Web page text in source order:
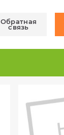
Обратная
связь